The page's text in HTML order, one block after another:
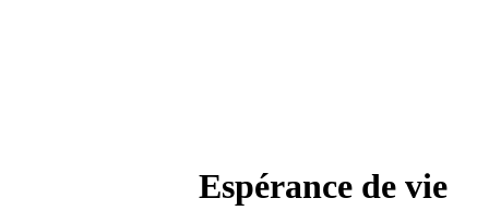
Espérance de vie